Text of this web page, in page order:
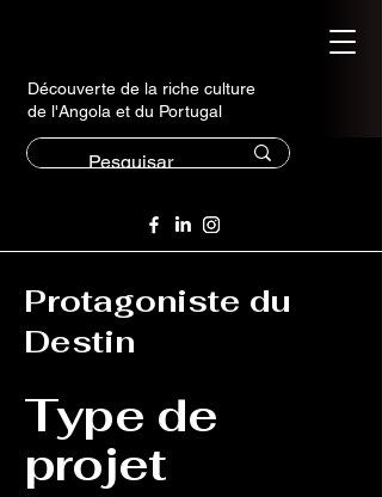
Découverte de la riche culture
de l'Angola et du Portugal
Protagoniste du
Destin
Type de
projet